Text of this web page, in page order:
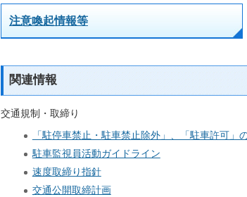
注意喚起情報等
関連情報
交通規制・取締り
「駐停車禁止・駐車禁止除外」、「駐車許可」
駐車監視員活動ガイドライン
速度取締り指針
交通公開取締計画